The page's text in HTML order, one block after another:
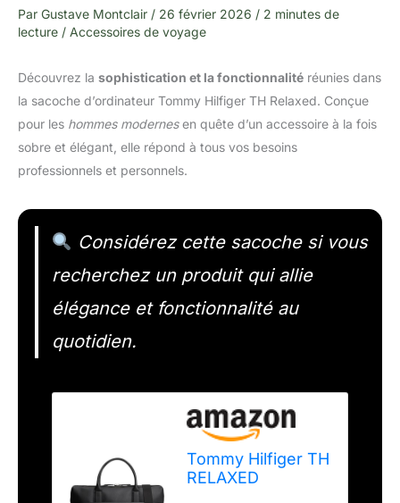
Par Gustave Montclair / 26 février 2026 / 2 minutes de
lecture / Accessoires de voyage
Découvrez la sophistication et la fonctionnalité réunies dans
la sacoche d’ordinateur Tommy Hilfiger TH Relaxed. Conçue
pour les hommes modernesen quête d’un accessoire à la fois
sobre et élégant, elle répond à tous vos besoins
professionnels et personnels.
Considérez cette sacoche si vous
recherchez un produit qui allie
élégance et fonctionnalité au
quotidien.
Tommy Hilfiger TH
RELAXED